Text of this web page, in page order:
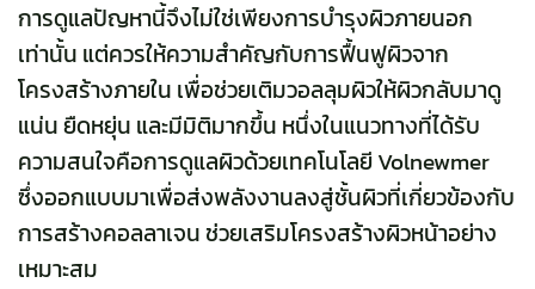
การดูแลปัญหานี้จึงไม่ใช่เพียงการบำรุงผิวภายนอก
เท่านั้น แต่ควรให้ความสำคัญกับการฟื้นฟูผิวจาก
โครงสร้างภายใน เพื่อช่วยเติมวอลลุมผิวให้ผิวกลับมาดู
แน่น ยืดหยุ่น และมีมิติมากขึ้น หนึ่งในแนวทางที่ได้รับ
ความสนใจคือการดูแลผิวด้วยเทคโนโลยี Volnewmer
ซึ่งออกแบบมาเพื่อส่งพลังงานลงสู่ชั้นผิวที่เกี่ยวข้องกับ
การสร้างคอลลาเจน ช่วยเสริมโครงสร้างผิวหน้าอย่าง
เหมาะสม